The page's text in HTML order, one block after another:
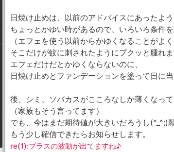
日焼け止めは、以前のアドバイスにあったよ
ちょっとかゆい時があるので、いろいろ条件を
（エフェを使う以前からかゆくなることがよく
そこだけが蚊に刺されたようにプクッと腫れま
エフェだけだとかゆくならないのに、
日焼け止めとファンデーションを塗って日に
後、シミ、ソバカスがこころなしか薄くなって
（家族もそう言ってます）
でも、今はまだ期待値が大きいだろうし(^_^;)
もう少し確信できたらお知らせします。
re(1):プラスの波動が出てますね♪